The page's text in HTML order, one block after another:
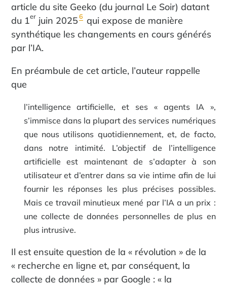
article du site Geeko (du journal Le Soir) datant
du 1er juin 2025 6 qui expose de manière
synthétique les changements en cours générés
par l’IA.
En préambule de cet article, l’auteur rappelle
que
l’intelligence artificielle, et ses « agents IA »,
s’immisce dans la plupart des services numériques
que nous utilisons quotidiennement, et, de facto,
dans notre intimité. L’objectif de l’intelligence
artificielle est maintenant de s’adapter à son
utilisateur et d’entrer dans sa vie intime afin de lui
fournir les réponses les plus précises possibles.
Mais ce travail minutieux mené par l’IA a un prix :
une collecte de données personnelles de plus en
plus intrusive.
Il est ensuite question de la « révolution » de la
« recherche en ligne et, par conséquent, la
collecte de données » par Google : « la